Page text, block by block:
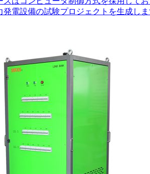
発電設備の試験プロジェクトを生成し